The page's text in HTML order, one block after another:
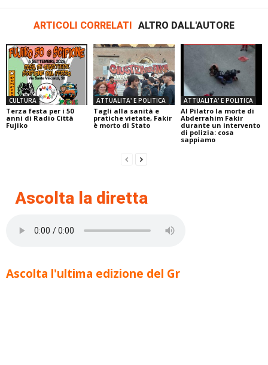
ARTICOLI CORRELATI ALTRO DALL'AUTORE
CULTURA
Terza festa per i 50
anni di Radio Città
Fujiko
ATTUALITA' E POLITICA
Tagli alla sanità e
pratiche vietate, Fakir
è morto di Stato
ATTUALITA' E POLITICA
Al Pilatro la morte di
Abderrahim Fakir
durante un intervento
di polizia: cosa
sappiamo
Ascolta la diretta
Ascolta l'ultima edizione del Gr